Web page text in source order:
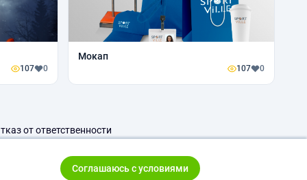
107 0
Мокап
107 0
от ответственности
Соглашаюсь с условиями